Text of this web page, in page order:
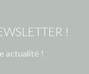
!
actualité !